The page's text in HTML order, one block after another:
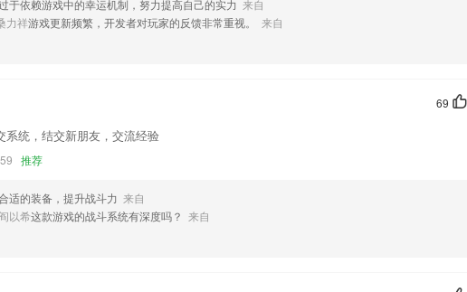
网站网址的介绍，如果您喜欢这款软件，您可以到应用商店进行打分评论，说出您的使用
的对产品进行优化修改。
于依赖游戏中的幸运机制，努力提高自己的实力 来自
力祥游戏更新频繁，开发者对玩家的反馈非常重视。
来自
69
系统，结交新朋友，交流经验
推荐
适的装备，提升战斗力 来自
以希这款游戏的战斗系统有深度吗？ 来自